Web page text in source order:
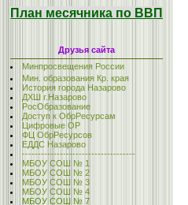
План месячника по ВВП
Друзья сайта
Минпросвещения России
Мин. образования Кр. края
История города Назарово
ДХШ г.Назарово
РосОбразование
Доступ к ОбрРесурсам
Цифровые ОР
ФЦ ОбрРесурсов
ЕДДС Назарово
------------------------------------
МБОУ СОШ № 1
МБОУ СОШ № 2
МБОУ СОШ № 3
МБОУ СОШ № 4
МБОУ СОШ № 7